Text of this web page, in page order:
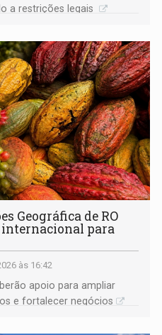
a restrições legais
Geográfica de RO
para
às 16:42
apoio para ampliar
e fortalecer negócios